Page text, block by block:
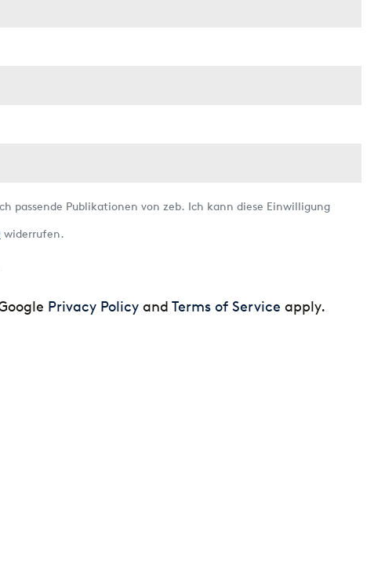
passende Publikationen von zeb. Ich kann diese Einwilligung
widerrufen.
Privacy Policyand Terms of Service apply.